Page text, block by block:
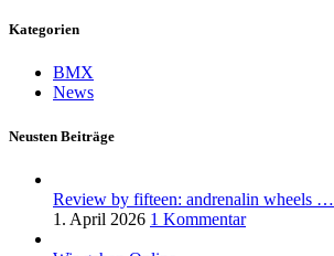
Kategorien
BMX
News
Neusten Beiträge
Review by fifteen: andrenalin wheels …
1. April 2026 1 Kommentar